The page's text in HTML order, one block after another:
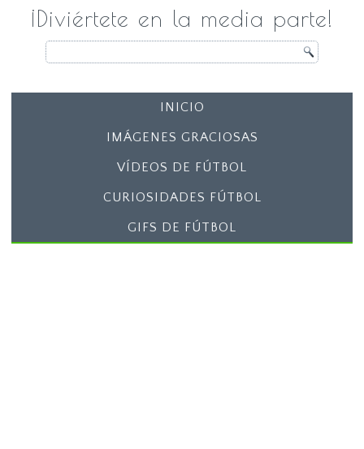
¡Diviértete en la media parte!
INICIO
IMÁGENES GRACIOSAS
VÍDEOS DE FÚTBOL
CURIOSIDADES FÚTBOL
GIFS DE FÚTBOL